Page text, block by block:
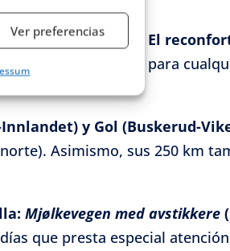
de la
y
Siempre activo
Ver preferencias
ruta de la leche. El
en un acierto seguro para
y Gol (Buskerud-
Asimismo, sus 250 km
Mjølkevegen med avstikkere
que presta especial